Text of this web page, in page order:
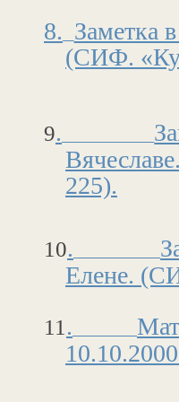
8. Заметка
(СИФ.
9.
225).
10.
Елене.
11 .